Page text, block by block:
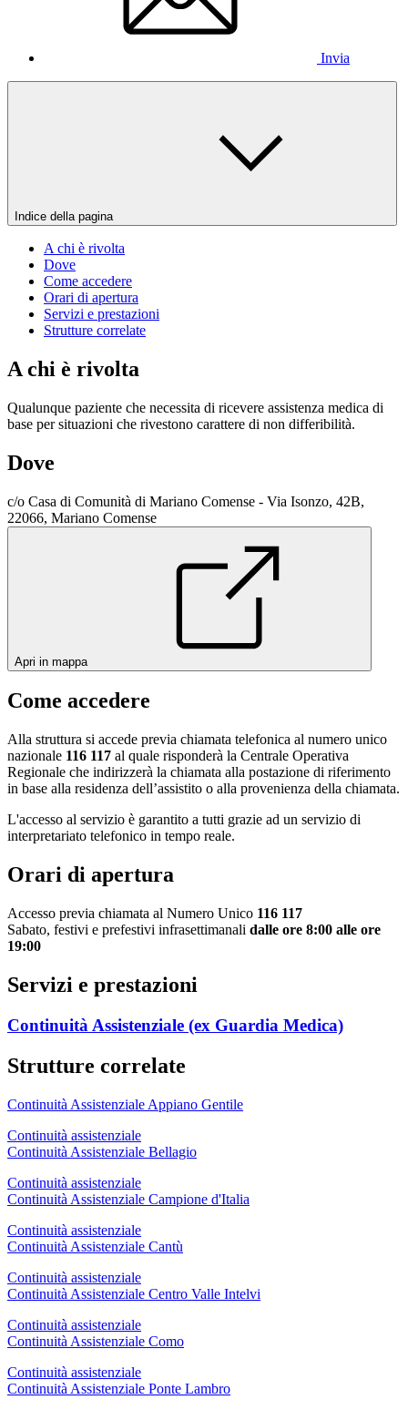
Invia
Indice della pagina
A chi è rivolta
Dove
Come accedere
Orari di apertura
Servizi e prestazioni
Strutture correlate
A chi è rivolta
Qualunque paziente che necessita di ricevere assistenza medica di
base per situazioni che rivestono carattere di non differibilità.
Dove
c/o Casa di Comunità di Mariano Comense - Via Isonzo, 42B,
22066, Mariano Comense
Apri in mappa
Come accedere
Alla struttura si accede previa chiamata telefonica al numero unico
nazionale 116 117 al quale risponderà la Centrale Operativa
Regionale che indirizzerà la chiamata alla postazione di riferimento
in base alla residenza dell’assistito o alla provenienza della chiamata.
L'accesso al servizio è garantito a tutti grazie ad un servizio di
interpretariato telefonico in tempo reale.
Orari di apertura
Accesso previa chiamata al Numero Unico 116 117
Sabato, festivi e prefestivi infrasettimanali dalle ore 8:00 alle ore
19:00
Servizi e prestazioni
Continuità Assistenziale (ex Guardia Medica)
Strutture correlate
Continuità Assistenziale Appiano Gentile
Continuità assistenziale
Continuità Assistenziale Bellagio
Continuità assistenziale
Continuità Assistenziale Campione d'Italia
Continuità assistenziale
Continuità Assistenziale Cantù
Continuità assistenziale
Continuità Assistenziale Centro Valle Intelvi
Continuità assistenziale
Continuità Assistenziale Como
Continuità assistenziale
Continuità Assistenziale Ponte Lambro